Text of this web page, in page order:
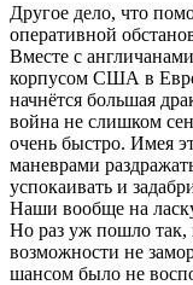
Другое дело, что
оперативной
Вместе с
корпусом США в
начнётся большая
война не слишком
очень быстро. Имея
маневрами
успокаивать и
Наши вообще на
Но раз уж пошло
возможности не
шансом было не